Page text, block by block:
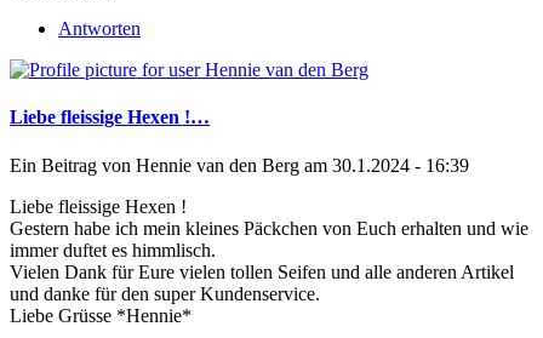
Antworten
Liebe fleissige Hexen !…
Ein Beitrag von Hennie van den Berg am 30.1.2024 - 16:39
Liebe fleissige Hexen !
Gestern habe ich mein kleines Päckchen von Euch erhalten und wie
immer duftet es himmlisch.
Vielen Dank für Eure vielen tollen Seifen und alle anderen Artikel
und danke für den super Kundenservice.
Liebe Grüsse *Hennie*